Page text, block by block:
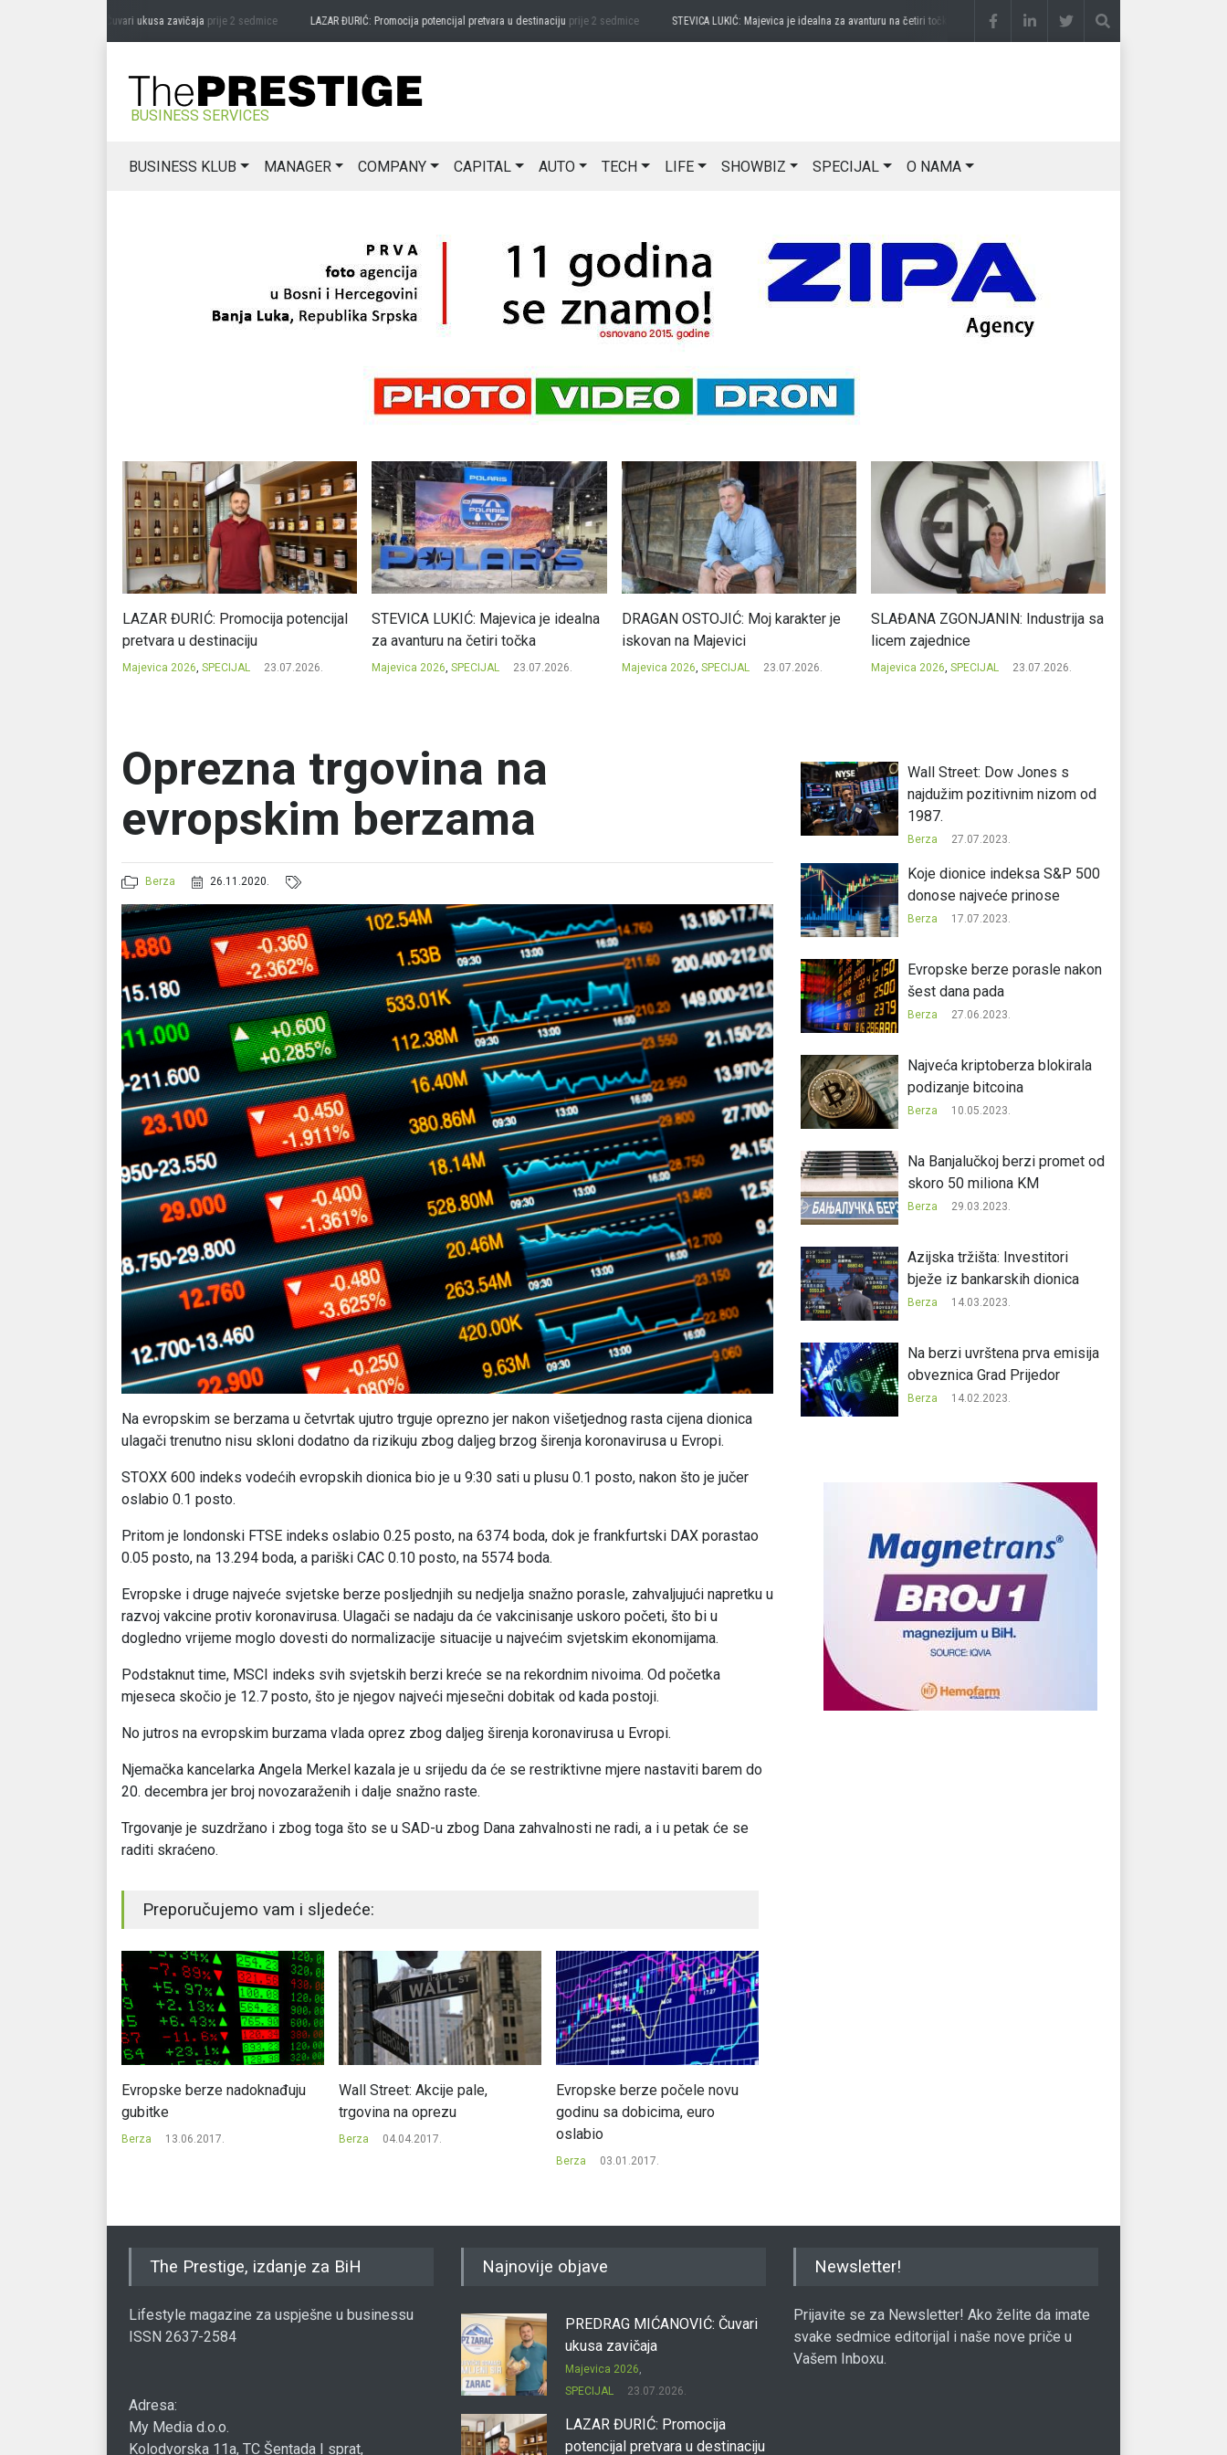
MIĆANOVIĆ: Čuvari ukusa zavičajaprije 2 sedmice LAZAR ĐURIĆ: Promocija potencijal pretvara u destinacijuprije 2 sedmice STEVICA LUKIĆ: Majevica je idealna za avanturu na četiri točkaprije 2 sedmice DRAGAN OSTOJIĆ: Moj karakter je
BUSINESS SERVICES
BUSINESS KLUB MANAGER COMPANY CAPITAL AUTO TECH LIFE SHOWBIZ SPECIJAL O NAMA
LAZAR ĐURIĆ: Promocija potencijal
pretvara u destinaciju
Majevica 2026, SPECIJAL 23.07.2026.
STEVICA LUKIĆ: Majevica je idealna
za avanturu na četiri točka
Majevica 2026, SPECIJAL 23.07.2026.
DRAGAN OSTOJIĆ: Moj karakter je
iskovan na Majevici
Majevica 2026, SPECIJAL 23.07.2026.
SLAĐANA ZGONJANIN: Industrija sa
licem zajednice
Majevica 2026, SPECIJAL 23.07.2026.
Oprezna trgovina na
evropskim berzama
Berza 26.11.2020.
Na evropskim se berzama u četvrtak ujutro trguje oprezno jer nakon višetjednog rasta cijena dionica
ulagači trenutno nisu skloni dodatno da rizikuju zbog daljeg brzog širenja koronavirusa u Evropi.
STOXX 600 indeks vodećih evropskih dionica bio je u 9:30 sati u plusu 0.1 posto, nakon što je jučer
oslabio 0.1 posto.
Pritom je londonski FTSE indeks oslabio 0.25 posto, na 6374 boda, dok je frankfurtski DAX porastao
0.05 posto, na 13.294 boda, a pariški CAC 0.10 posto, na 5574 boda.
Evropske i druge najveće svjetske berze posljednjih su nedjelja snažno porasle, zahvaljujući napretku u
razvoj vakcine protiv koronavirusa. Ulagači se nadaju da će vakcinisanje uskoro početi, što bi u
dogledno vrijeme moglo dovesti do normalizacije situacije u najvećim svjetskim ekonomijama.
Podstaknut time, MSCI indeks svih svjetskih berzi kreće se na rekordnim nivoima. Od početka
mjeseca skočio je 12.7 posto, što je njegov najveći mjesečni dobitak od kada postoji.
No jutros na evropskim burzama vlada oprez zbog daljeg širenja koronavirusa u Evropi.
Njemačka kancelarka Angela Merkel kazala je u srijedu da će se restriktivne mjere nastaviti barem do
20. decembra jer broj novozaraženih i dalje snažno raste.
Trgovanje je suzdržano i zbog toga što se u SAD-u zbog Dana zahvalnosti ne radi, a i u petak će se
raditi skraćeno.
Preporučujemo vam i sljedeće:
Evropske berze nadoknađuju
gubitke
Berza 13.06.2017.
Wall Street: Akcije pale,
trgovina na oprezu
Berza 04.04.2017.
Evropske berze počele novu
godinu sa dobicima, euro
oslabio
Berza 03.01.2017.
Wall Street: Dow Jones s
najdužim pozitivnim nizom od
1987.
Berza 27.07.2023.
Koje dionice indeksa S&P 500
donose najveće prinose
Berza 17.07.2023.
Evropske berze porasle nakon
šest dana pada
Berza 27.06.2023.
Najveća kriptoberza blokirala
podizanje bitcoina
Berza 10.05.2023.
Na Banjalučkoj berzi promet od
skoro 50 miliona KM
Berza 29.03.2023.
Azijska tržišta: Investitori
bježe iz bankarskih dionica
Berza 14.03.2023.
Na berzi uvrštena prva emisija
obveznica Grad Prijedor
Berza 14.02.2023.
The Prestige, izdanje za BiH
Lifestyle magazine za uspješne u businessu
ISSN 2637-2584
Adresa:
My Media d.o.o.
Kolodvorska 11a, TC Šentada I sprat,
Najnovije objave
PREDRAG MIĆANOVIĆ: Čuvari
ukusa zavičaja
Majevica 2026
SPECIJAL
23.07.2026.
LAZAR ĐURIĆ: Promocija
potencijal pretvara u destinaciju
Newsletter!
Prijavite se za Newsletter! Ako želite da imate
svake sedmice editorijal i naše nove priče u
Vašem Inboxu.